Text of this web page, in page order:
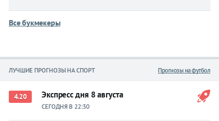
Все букмекеры
ЛУЧШИЕ ПРОГНОЗЫ НА СПОРТ Прогнозы на футбол
4.20 Экспресс дня 8 августа
СЕГОДНЯ В 22:30